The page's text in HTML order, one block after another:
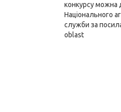
конкурсу можна
Національного
служби за
oblast